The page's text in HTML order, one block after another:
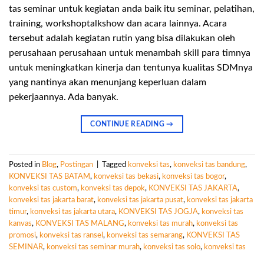
tas seminar untuk kegiatan anda baik itu seminar, pelatihan,
training, workshoptalkshow dan acara lainnya. Acara
tersebut adalah kegiatan rutin yang bisa dilakukan oleh
perusahaan perusahaan untuk menambah skill para timnya
untuk meningkatkan kinerja dan tentunya kualitas SDMnya
yang nantinya akan menunjang keperluan dalam
pekerjaannya. Ada banyak.
CONTINUE READING→
Posted in Blog, Postingan Tagged konveksi tas, konveksi tas bandung,
KONVEKSI TAS BATAM, konveksi tas bekasi, konveksi tas bogor,
konveksi tas custom, konveksi tas depok, KONVEKSI TAS JAKARTA,
konveksi tas jakarta barat, konveksi tas jakarta pusat, konveksi tas jakarta
timur, konveksi tas jakarta utara, KONVEKSI TAS JOGJA, konveksi tas
kanvas, KONVEKSI TAS MALANG, konveksi tas murah, konveksi tas
promosi, konveksi tas ransel , konveksi tas semarang, KONVEKSI TAS
SEMINAR, konveksi tas seminar murah, konveksi tas solo, konveksi tas